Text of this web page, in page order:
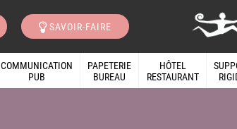
SAVOIR-FAIRE
COMMUNICATION
PUB
PAPETERIE
BUREAU
HÔTEL
RESTAURANT